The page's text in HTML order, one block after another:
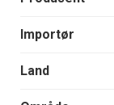
Importør
Land